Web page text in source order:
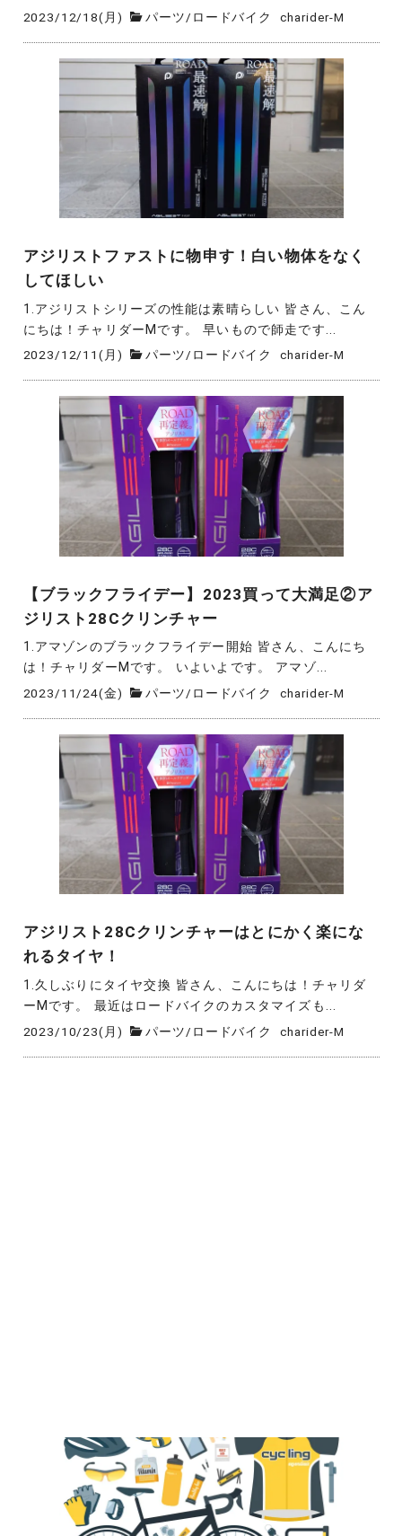
2023/12/18(月) パーツ/ ロードバイク charider-M
アジリストファストに物申す！白い物体をなく
してほしい
1.アジリストシリーズの性能は素晴らしい 皆さん、こん
にちは！チャリダーMです。 早いもので師走です...
2023/12/11(月) パーツ/ ロードバイク charider-M
【ブラックフライデー】2023買って大満足②ア
ジリスト28Cクリンチャー
1.アマゾンのブラックフライデー開始 皆さん、こんにち
は！チャリダーMです。 いよいよです。 アマゾ...
2023/11/24(金) パーツ/ ロードバイク charider-M
アジリスト28Cクリンチャーはとにかく楽にな
れるタイヤ！
1.久しぶりにタイヤ交換 皆さん、こんにちは！チャリダ
ーMです。 最近はロードバイクのカスタマイズも...
2023/10/23(月) パーツ/ ロードバイク charider-M